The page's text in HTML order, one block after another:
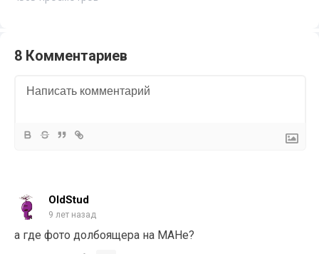
8 Комментариев
OldStud
9 лет назад
а где фото долбоящера на МАНе?